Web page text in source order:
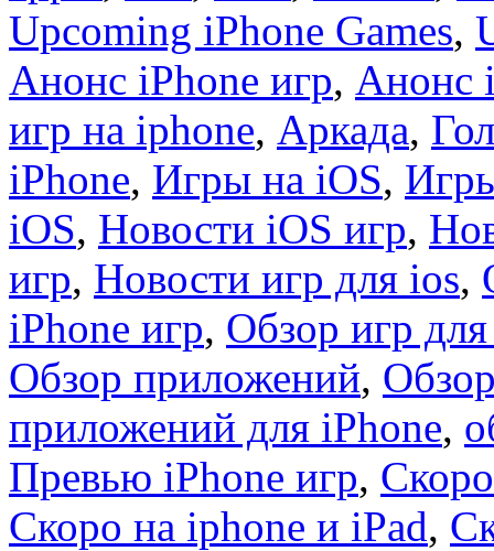
Upcoming iPhone Games,
Анонс iPhone игр, Анонс
игр на iphone, Аркада,
iPhone, Игры на iOS,
iOS, Новости iOS игр,
игр, Новости игр для ios,
iPhone игр, Обзор игр
Обзор приложений,
приложений для iPhone,
Превью iPhone игр,
Скоро на iphone и iPad,